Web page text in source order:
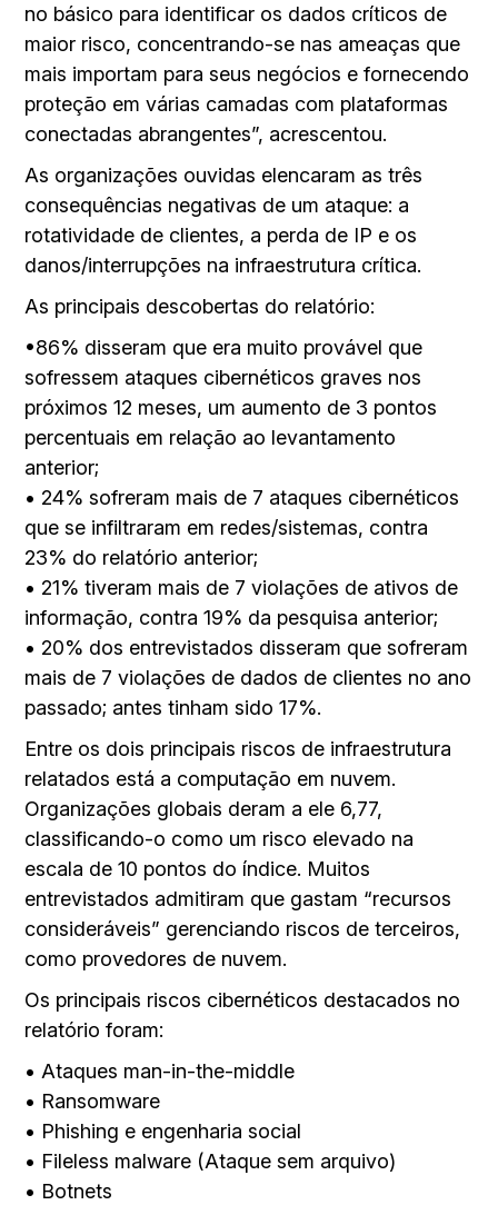
no básico para identificar os dados críticos de
maior risco, concentrando-se nas ameaças que
mais importam para seus negócios e fornecendo
proteção em várias camadas com plataformas
conectadas abrangentes”, acrescentou.
As organizações ouvidas elencaram as três
consequências negativas de um ataque: a
rotatividade de clientes, a perda de IP e os
danos/interrupções na infraestrutura crítica.
As principais descobertas do relatório:
•86% disseram que era muito provável que
sofressem ataques cibernéticos graves nos
próximos 12 meses, um aumento de 3 pontos
percentuais em relação ao levantamento
anterior;
• 24% sofreram mais de 7 ataques cibernéticos
que se infiltraram em redes/sistemas, contra
23% do relatório anterior;
• 21% tiveram mais de 7 violações de ativos de
informação, contra 19% da pesquisa anterior;
• 20% dos entrevistados disseram que sofreram
mais de 7 violações de dados de clientes no ano
passado; antes tinham sido 17%.
Entre os dois principais riscos de infraestrutura
relatados está a computação em nuvem.
Organizações globais deram a ele 6,77,
classificando-o como um risco elevado na
escala de 10 pontos do índice. Muitos
entrevistados admitiram que gastam “recursos
consideráveis” gerenciando riscos de terceiros,
como provedores de nuvem.
Os principais riscos cibernéticos destacados no
relatório foram:
• Ataques man-in-the-middle
• Ransomware
• Phishing e engenharia social
• Fileless malware (Ataque sem arquivo)
• Botnets